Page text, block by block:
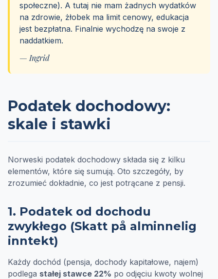
społeczne). A tutaj nie mam żadnych wydatków
na zdrowie, żłobek ma limit cenowy, edukacja
jest bezpłatna. Finalnie wychodzę na swoje z
naddatkiem.
— Ingrid
Podatek dochodowy:
skale i stawki
Norweski podatek dochodowy składa się z kilku
elementów, które się sumują. Oto szczegóły, by
zrozumieć dokładnie, co jest potrącane z pensji.
1. Podatek od dochodu
zwykłego (Skatt på alminnelig
inntekt)
Każdy dochód (pensja, dochody kapitałowe, najem)
podlega stałej stawce 22% po odjęciu kwoty wolnej